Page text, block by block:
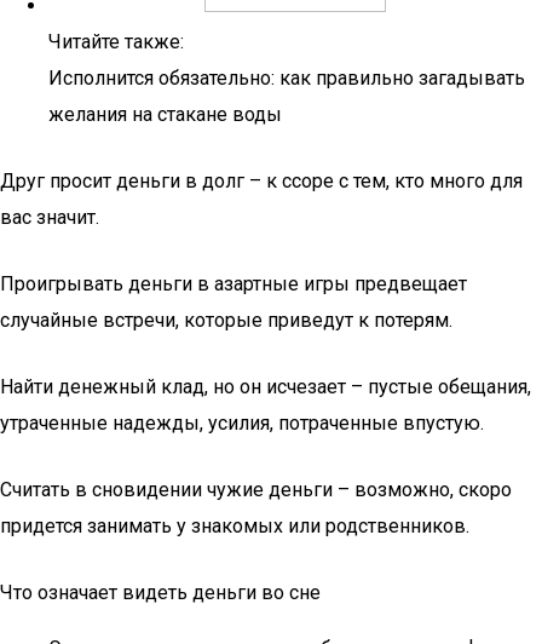
Читайте также:
Исполнится обязательно: как правильно загадывать
желания на стакане воды
Друг просит деньги в долг – к ссоре с тем, кто много для
вас значит.
Проигрывать деньги в азартные игры предвещает
случайные встречи, которые приведут к потерям.
Найти денежный клад, но он исчезает – пустые обещания,
утраченные надежды, усилия, потраченные впустую.
Считать в сновидении чужие деньги – возможно, скоро
придется занимать у знакомых или родственников.
Что означает видеть деньги во сне